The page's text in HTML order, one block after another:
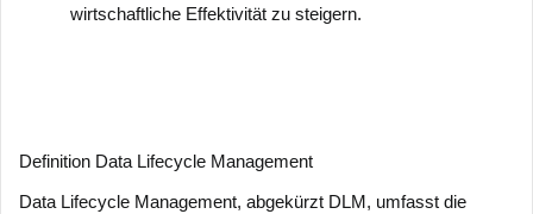
wirtschaftliche Effektivität zu steigern.
Definition Data Lifecycle Management
Data Lifecycle Management, abgekürzt DLM, umfasst die